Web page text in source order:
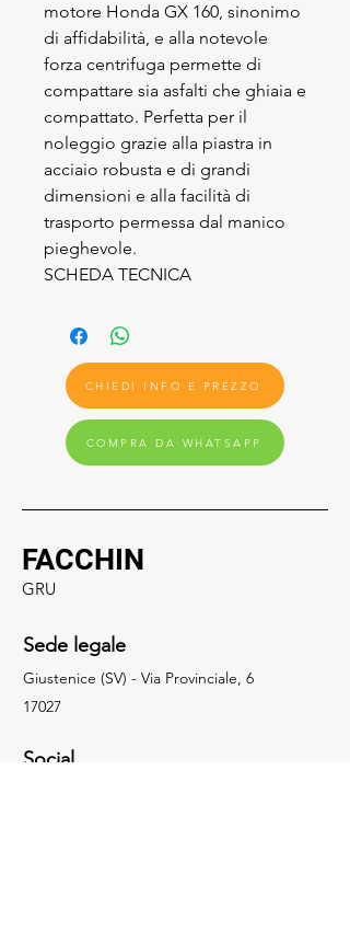
motore Honda GX 160, sinonimo
di affidabilità, e alla notevole
forza centrifuga permette di
compattare sia asfalti che ghiaia e
compattato. Perfetta per il
noleggio grazie alla piastra in
acciaio robusta e di grandi
dimensioni e alla facilità di
trasporto permessa dal manico
pieghevole.
SCHEDA TECNICA
CHIEDI INFO E PREZZO
COMPRA DA WHATSAPP
FACCHIN
GRU
Sede legale
Giustenice (SV) - Via Provinciale, 6
17027
Social